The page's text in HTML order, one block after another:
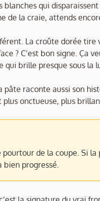
blanches qui
de la craie, attends
La croûte dorée
? C’est bon signe. Ça
brille presque sous la
pâte raconte aussi son
onctueuse, plus
pourtour de la coupe. Si
bien progressé.